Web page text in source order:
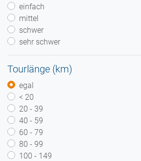
einfach
mittel
schwer
sehr schwer
Tourlänge (km)
egal
< 20
20 - 39
40 - 59
60 - 79
80 - 99
100 - 149